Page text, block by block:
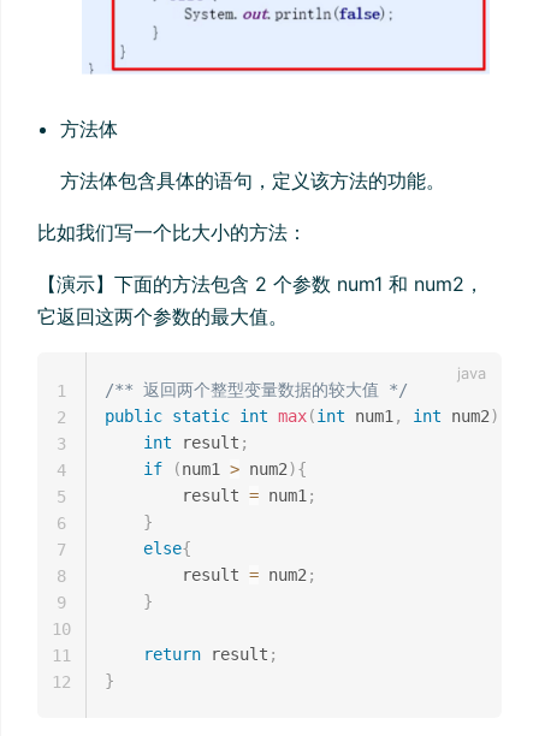
方法体
方法体包含具体的语句，定义该方法的功能。
比如我们写一个比大小的方法：
【演示】下面的方法包含 2 个参数 num1 和 num2，
它返回这两个参数的最大值。
/** 返回两个整型变量数据的较大值 */
public static int max(int num1 , int num2)
int result ;
if
(num1 > num2){
        result
= num1 ;
}
else{
        result
= num2 ;
}
return result ;
}
1
2
3
4
5
6
7
8
9
10
11
12